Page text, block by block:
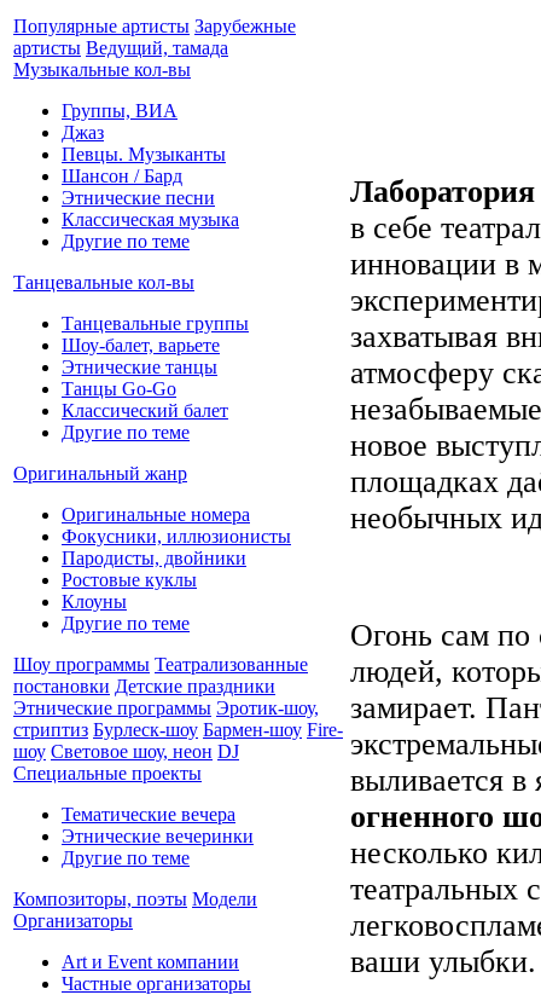
Популярные артисты Зарубежные
артисты Ведущий, тамада
Музыкальные кол-вы
Группы, ВИА
Джаз
Певцы. Музыканты
Шансон / Бард
Этнические песни
Классическая музыка
Другие по теме
Танцевальные кол-вы
Танцевальные группы
Шоу-балет, варьете
Этнические танцы
Танцы Go-Go
Классический балет
Другие по теме
Оригинальный жанр
Оригинальные номера
Фокусники, иллюзионисты
Пародисты, двойники
Ростовые куклы
Клоуны
Другие по теме
Шоу программы Театрализованные
постановки Детские праздники
Этнические программы Эротик-шоу,
стриптиз Бурлеск-шоу Бармен-шоу Fire-
шоу Световое шоу, неон DJ
Специальные проекты
Тематические вечера
Этнические вечеринки
Другие по теме
Композиторы, поэты Модели
Организаторы
Art и Event компании
Частные организаторы
Лаборатория
в себе
инновации в
захватывая
атмосферу
новое
площадках
необычных
Огонь сам по
людей,
замирает.
выливается в
огненного
несколько
театральных
ваши улыбки.